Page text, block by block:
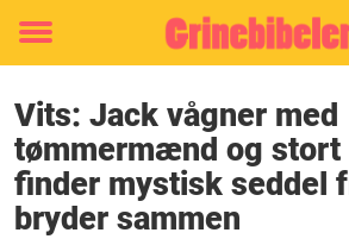
Toggle
Vits: Jack vågner med
tømmermænd og stort
finder mystisk seddel
bryder sammen